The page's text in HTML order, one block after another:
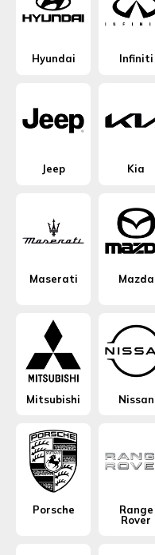
Hyundai Infiniti
Jeep Kia
Maserati Mazda
Mitsubishi Nissan
Porsche
Range
Rover